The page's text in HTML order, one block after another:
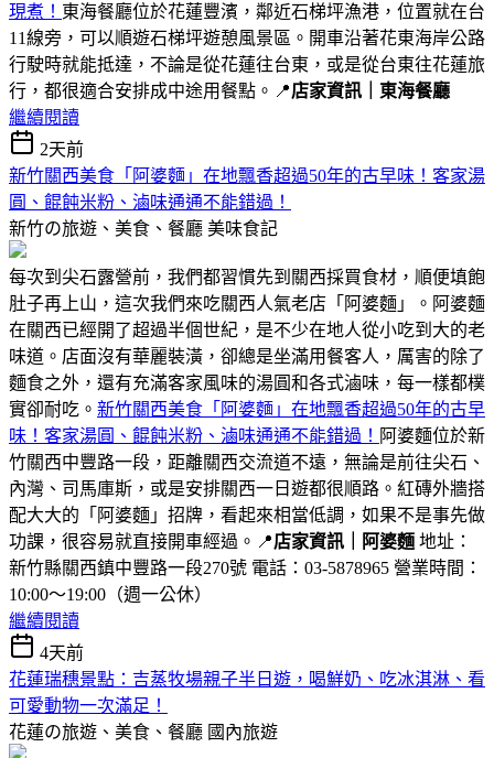
現煮！ 東海餐廳位於花蓮豐濱，鄰近石梯坪漁港，位置就在台
11線旁，可以順遊石梯坪遊憩風景區。開車沿著花東海岸公路
行駛時就能抵達，不論是從花蓮往台東，或是從台東往花蓮旅
行，都很適合安排成中途用餐點。📍店家資訊｜東海餐廳
繼續閱讀
2天前
新竹關西美食「阿婆麵」在地飄香超過50年的古早味！客家湯
圓、餛飩米粉、滷味通通不能錯過！
新竹の旅遊、美食、餐廳 美味食記
每次到尖石露營前，我們都習慣先到關西採買食材，順便填飽
肚子再上山，這次我們來吃關西人氣老店「阿婆麵」。阿婆麵
在關西已經開了超過半個世紀，是不少在地人從小吃到大的老
味道。店面沒有華麗裝潢，卻總是坐滿用餐客人，厲害的除了
麵食之外，還有充滿客家風味的湯圓和各式滷味，每一樣都樸
實卻耐吃。 新竹關西美食「阿婆麵」在地飄香超過50年的古早
味！客家湯圓、餛飩米粉、滷味通通不能錯過！ 阿婆麵位於新
竹關西中豐路一段，距離關西交流道不遠，無論是前往尖石、
內灣、司馬庫斯，或是安排關西一日遊都很順路。紅磚外牆搭
配大大的「阿婆麵」招牌，看起來相當低調，如果不是事先做
功課，很容易就直接開車經過。📍店家資訊｜阿婆麵 地址：
新竹縣關西鎮中豐路一段270號 電話：03-5878965 營業時間：
10:00～19:00（週一公休）
繼續閱讀
4天前
花蓮瑞穗景點：吉蒸牧場親子半日遊，喝鮮奶、吃冰淇淋、看
可愛動物一次滿足！
花蓮の旅遊、美食、餐廳 國內旅遊